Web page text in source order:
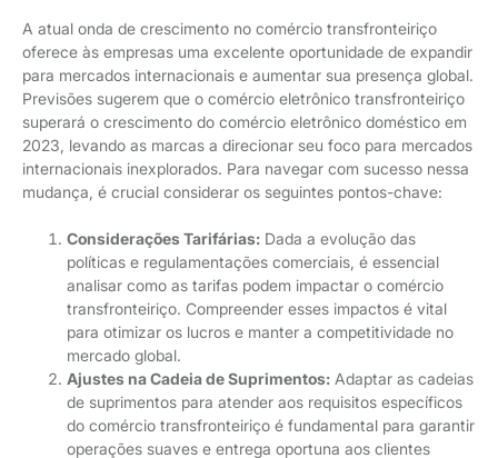
A atual onda de crescimento no comércio transfronteiriço
oferece às empresas uma excelente oportunidade de expandir
para mercados internacionais e aumentar sua presença global.
Previsões sugerem que o comércio eletrônico transfronteiriço
superará o crescimento do comércio eletrônico doméstico em
2023, levando as marcas a direcionar seu foco para mercados
internacionais inexplorados. Para navegar com sucesso nessa
mudança, é crucial considerar os seguintes pontos-chave:
Considerações Tarifárias: Dada a evolução das
políticas e regulamentações comerciais, é essencial
analisar como as tarifas podem impactar o comércio
transfronteiriço. Compreender esses impactos é vital
para otimizar os lucros e manter a competitividade no
mercado global.
Ajustes na Cadeia de Suprimentos: Adaptar as cadeias
de suprimentos para atender aos requisitos específicos
do comércio transfronteiriço é fundamental para garantir
operações suaves e entrega oportuna aos clientes